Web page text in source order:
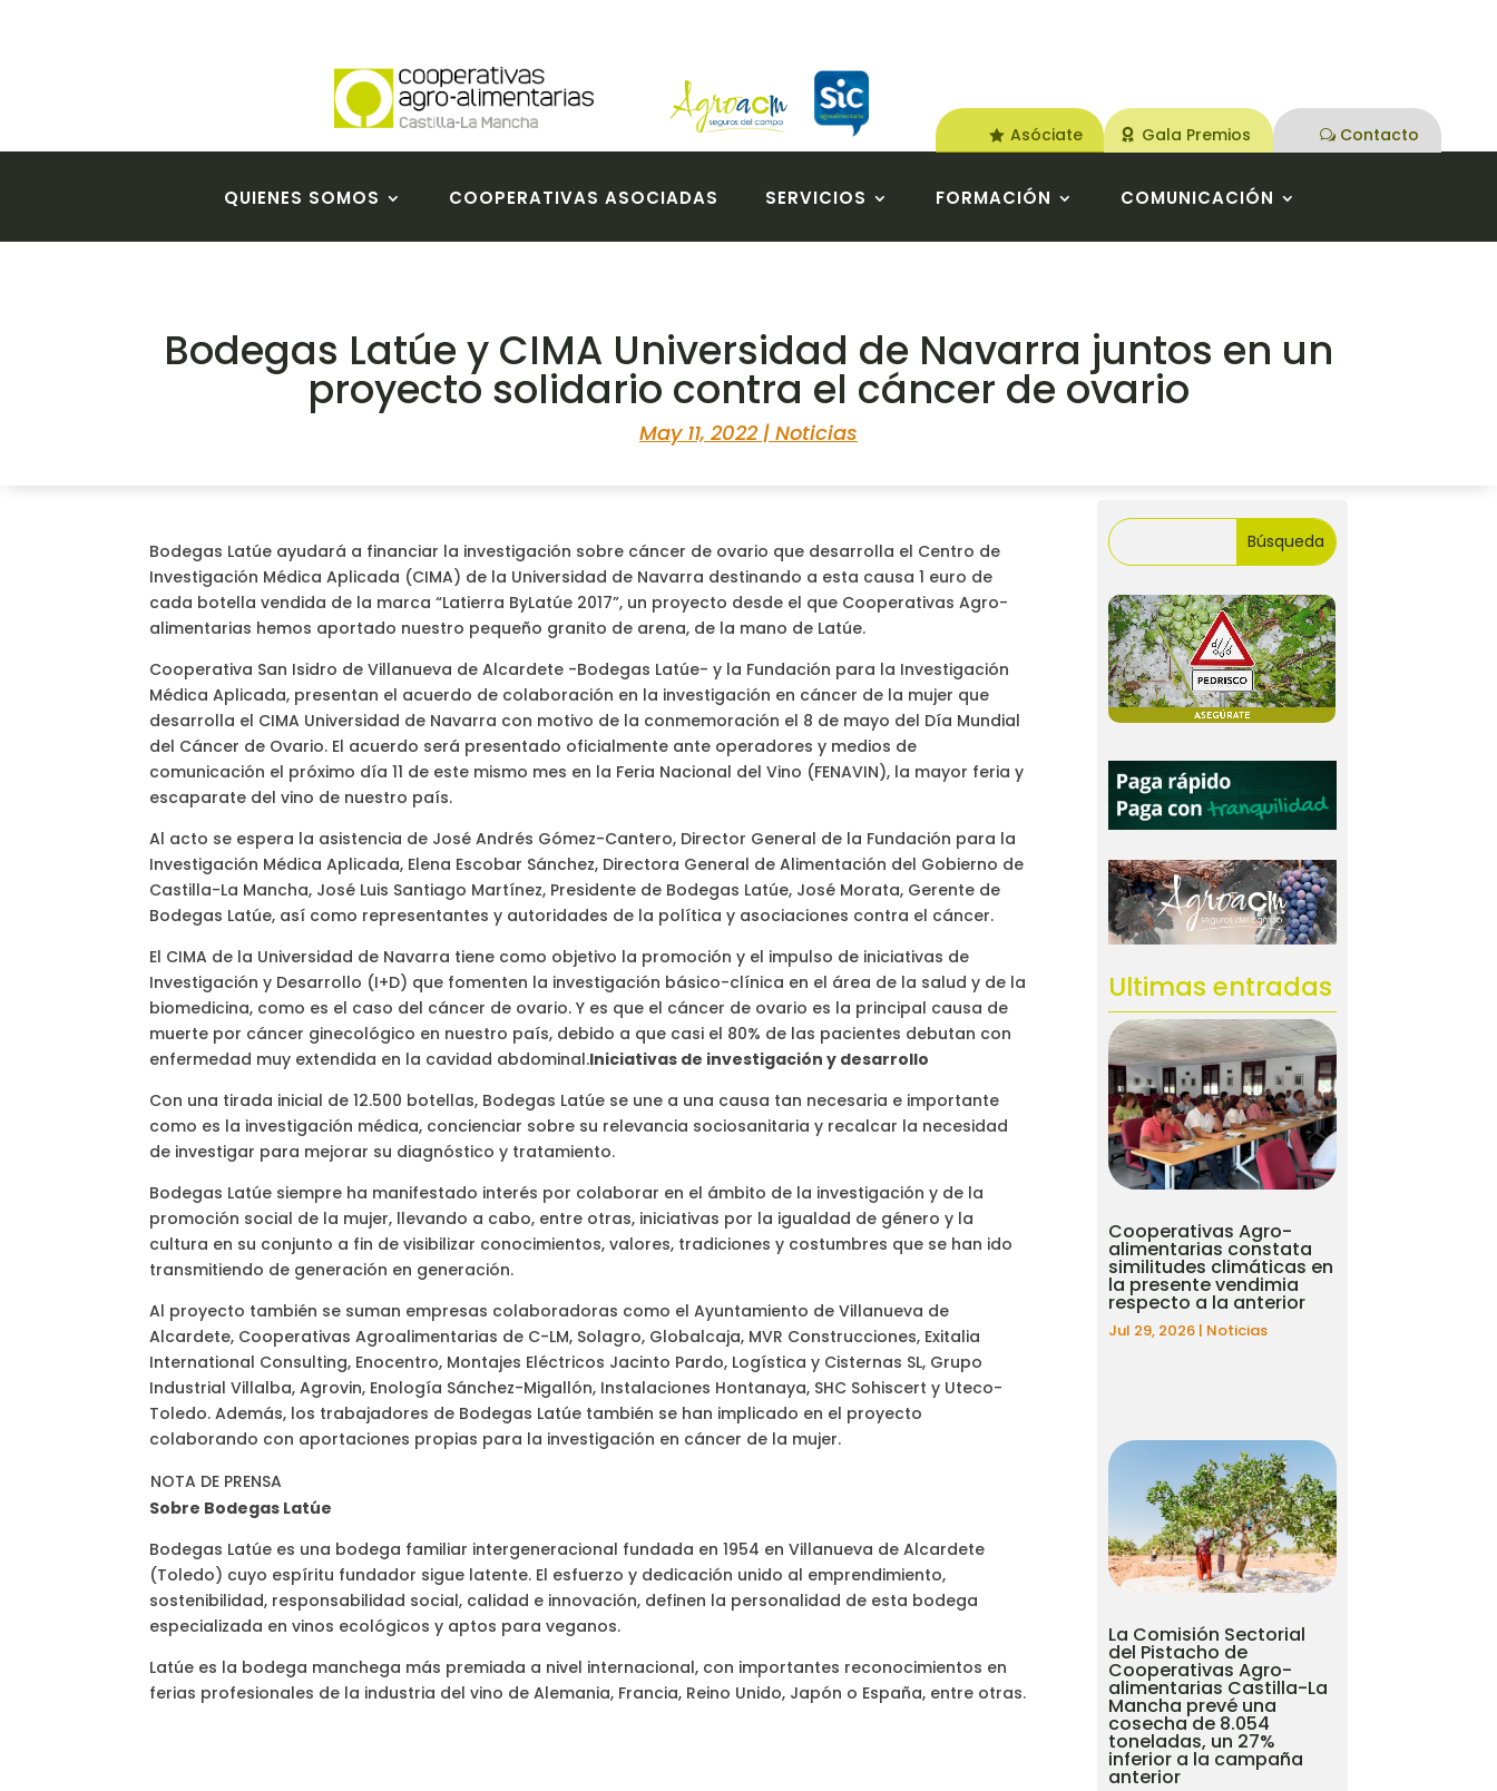
Asóciate Gala Premios Contacto
QUIENES SOMOS COOPERATIVAS ASOCIADAS SERVICIOS FORMACIÓN COMUNICACIÓN
Bodegas Latúe y CIMA Universidad de Navarra juntos en un
proyecto solidario contra el cáncer de ovario
May 11, 2022 | Noticias
Bodegas Latúe ayudará a financiar la investigación sobre cáncer de ovario que desarrolla el Centro de
Investigación Médica Aplicada (CIMA) de la Universidad de Navarra destinando a esta causa 1 euro de
cada botella vendida de la marca “Latierra ByLatúe 2017”, un proyecto desde el que Cooperativas Agro-
alimentarias hemos aportado nuestro pequeño granito de arena, de la mano de Latúe.
Cooperativa San Isidro de Villanueva de Alcardete -Bodegas Latúe- y la Fundación para la Investigación
Médica Aplicada, presentan el acuerdo de colaboración en la investigación en cáncer de la mujer que
desarrolla el CIMA Universidad de Navarra con motivo de la conmemoración el 8 de mayo del Día Mundial
del Cáncer de Ovario. El acuerdo será presentado oficialmente ante operadores y medios de
comunicación el próximo día 11 de este mismo mes en la Feria Nacional del Vino (FENAVIN), la mayor feria y
escaparate del vino de nuestro país.
Al acto se espera la asistencia de José Andrés Gómez-Cantero, Director General de la Fundación para la
Investigación Médica Aplicada, Elena Escobar Sánchez, Directora General de Alimentación del Gobierno de
Castilla-La Mancha, José Luis Santiago Martínez, Presidente de Bodegas Latúe, José Morata, Gerente de
Bodegas Latúe, así como representantes y autoridades de la política y asociaciones contra el cáncer.
El CIMA de la Universidad de Navarra tiene como objetivo la promoción y el impulso de iniciativas de
Investigación y Desarrollo (I+D) que fomenten la investigación básico-clínica en el área de la salud y de la
biomedicina, como es el caso del cáncer de ovario. Y es que el cáncer de ovario es la principal causa de
muerte por cáncer ginecológico en nuestro país, debido a que casi el 80% de las pacientes debutan con
enfermedad muy extendida en la cavidad abdominal.Iniciativas de investigación y desarrollo
Con una tirada inicial de 12.500 botellas, Bodegas Latúe se une a una causa tan necesaria e importante
como es la investigación médica, concienciar sobre su relevancia sociosanitaria y recalcar la necesidad
de investigar para mejorar su diagnóstico y tratamiento.
Bodegas Latúe siempre ha manifestado interés por colaborar en el ámbito de la investigación y de la
promoción social de la mujer, llevando a cabo, entre otras, iniciativas por la igualdad de género y la
cultura en su conjunto a fin de visibilizar conocimientos, valores, tradiciones y costumbres que se han ido
transmitiendo de generación en generación.
Al proyecto también se suman empresas colaboradoras como el Ayuntamiento de Villanueva de
Alcardete, Cooperativas Agroalimentarias de C-LM, Solagro, Globalcaja, MVR Construcciones, Exitalia
International Consulting, Enocentro, Montajes Eléctricos Jacinto Pardo, Logística y Cisternas SL, Grupo
Industrial Villalba, Agrovin, Enología Sánchez-Migallón, Instalaciones Hontanaya, SHC Sohiscert y Uteco-
Toledo. Además, los trabajadores de Bodegas Latúe también se han implicado en el proyecto
colaborando con aportaciones propias para la investigación en cáncer de la mujer.
NOTA DE PRENSA
Sobre Bodegas Latúe
Bodegas Latúe es una bodega familiar intergeneracional fundada en 1954 en Villanueva de Alcardete
(Toledo) cuyo espíritu fundador sigue latente. El esfuerzo y dedicación unido al emprendimiento,
sostenibilidad, responsabilidad social, calidad e innovación, definen la personalidad de esta bodega
especializada en vinos ecológicos y aptos para veganos.
Latúe es la bodega manchega más premiada a nivel internacional, con importantes reconocimientos en
ferias profesionales de la industria del vino de Alemania, Francia, Reino Unido, Japón o España, entre otras.
Ultimas entradas
Cooperativas Agro-
alimentarias constata
similitudes climáticas en
la presente vendimia
respecto a la anterior
Jul 29, 2026 | Noticias
La Comisión Sectorial
del Pistacho de
Cooperativas Agro-
alimentarias Castilla-La
Mancha prevé una
cosecha de 8.054
toneladas, un 27%
inferior a la campaña
anterior